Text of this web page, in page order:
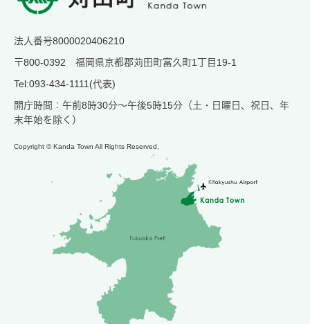
法人番号8000020406210
〒800-0392 福岡県京都郡苅田町富久町1丁目19-1
Tel:093-434-1111(代表)
開庁時間：午前8時30分～午後5時15分（土・日曜日、祝日、年
末年始を除く）
Copyright © Kanda Town All Rights Reserved.